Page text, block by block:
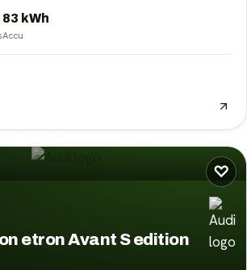
83 kWh
Accu
♡
etron Avant S edition